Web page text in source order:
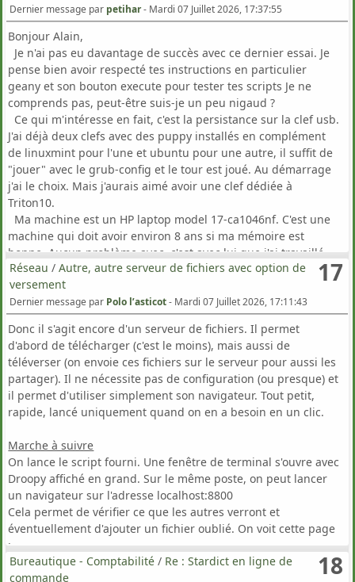
Code: [Sélectionner]
set -x
set
-o xtrace
Lors du débogage, chaque ligne de la sortie est précédé d'un
signe +.
Ceci peut être modifié au début du script en définissant la
variable PS4 de cette manière, par exemple :
Code:[Sélectionner]
PS4=" ==> "
Il est également possible d'orienter la sortie vers un
descripteur de fichier, par exemple 6, toujours en début de
script.
Compte tenu de ce qui précède, on pourrait lire en début de
script :
Code:[Sélectionner]
#! /bin/bash
exec 6> [ /chemin/nom_du_fichier .txt ou log]
PS4=' ==> '
BASH_XTRACEFD="6"
set -u
set
-o xtrace
set
-o nounset
Pour afficher l'état de sortie tuyau (ou pipe en pas français),
on peut encore ajouter une nouvelle ligne.
Par exemple, celle-ci :
Une piste, peut-être : il semblerait que des répertoires ne
soient pas créés comme il le faudrait. Pourquoi ?
Amuse toi bien.
Dernier message par petihar- Mardi 07 Juillet 2026, 17:37:55
Bonjour Alain,
Je n'ai pas eu davantage de succès avec ce dernier essai. Je
pense bien avoir respecté tes instructions en particulier
geany et son bouton execute pour tester tes scripts Je ne
comprends pas, peut-être suis-je un peu nigaud ?
Ce qui m'intéresse en fait, c'est la persistance sur la clef usb.
J'ai déjà deux clefs avec des puppy installés en complément
de linuxmint pour l'une et ubuntu pour une autre, il suffit de
"jouer" avec le grub-config et le tour est joué. Au démarrage
j'ai le choix. Mais j'aurais aimé avoir une clef dédiée à
Triton10.
Ma machine est un HP laptop model 17-ca1046nf. C'est une
machine qui doit avoir environ 8 ans si ma mémoire est
bonne. Aucun problème avec, c'est avec lui que j'ai travaillé
sur Triton 9 et puis le 10.
Ne te casse pas la tête pour moi, pas de quoi gâcher tes
vacances sans doute bien méritées
. Bien cordialement
petihar
P.S. J'ai découvert ces derniers jours la distribution MiniOS
(version standard) que je trouve absolument superbe, simple,
efficace, jolie... bref un coup de cœur. J'aurais aimé quelque
chose de semblable pour Triton10 !
Je me suis aussi rendu compte que de nombreux linux à
un Triton-école comme cela avait été évoqué serait un peu
prétentieux
17
Réseau /Autre, autre serveur de fichiers avec option de
versement
Dernier message par Polo l’asticot- Mardi 07 Juillet 2026, 17:11:43
Donc il s'agit encore d'un serveur de fichiers. Il permet
d'abord de télécharger (c'est le moins), mais aussi de
téléverser (on envoie ces fichiers sur le serveur pour aussi les
partager). Il ne nécessite pas de configuration (ou presque) et
il permet d'utiliser simplement son navigateur. Tout petit,
rapide, lancé uniquement quand on en a besoin en un clic.
Marche à suivre
On lance le script fourni. Une fenêtre de terminal s'ouvre avec
Droopy affiché en grand. Sur le même poste, on peut lancer
un navigateur sur l'adresse localhost:8800
Cela permet de vérifier ce que les autres verront et
éventuellement d'ajouter un fichier oublié. On voit cette page
:
18
Bureautique - Comptabilité / Re : Stardict en ligne de
commande